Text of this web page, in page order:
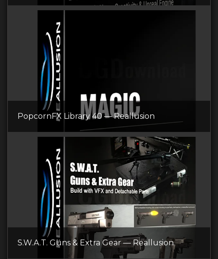
PopcornFX Library 40 — Reallusion
S.W.A.T. Guns & Extra Gear — Reallusion